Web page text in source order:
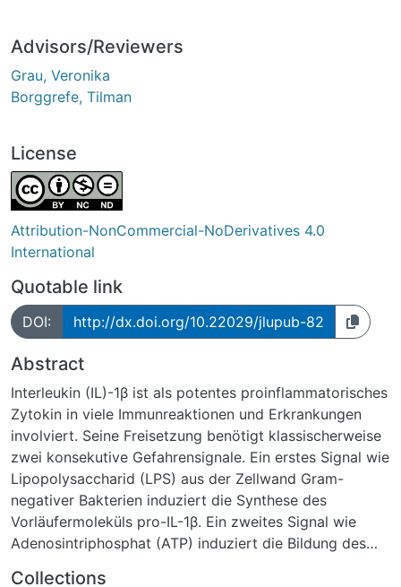
Advisors/Reviewers
Grau, Veronika
Borggrefe, Tilman
License
Attribution-NonCommercial-NoDerivatives 4.0
International
Quotable link
DOI: http://dx.doi.org/10.22029/jlupub-82
Abstract
Interleukin (IL)-1β ist als potentes proinflammatorisches
Zytokin in viele Immunreaktionen und Erkrankungen
involviert. Seine Freisetzung benötigt klassischerweise
zwei konsekutive Gefahrensignale. Ein erstes Signal wie
Lipopolysaccharid (LPS) aus der Zellwand Gram-
negativer Bakterien induziert die Synthese des
Vorläufermoleküls pro-IL-1β. Ein zweites Signal wie
Adenosintriphosphat (ATP) induziert die Bildung des
Collections